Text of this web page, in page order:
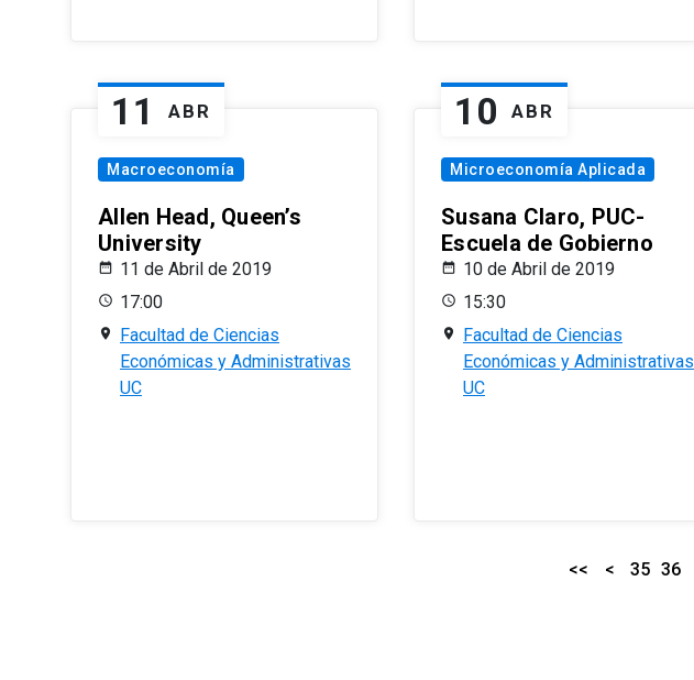
11 ABR
Macroeconomía
Allen Head, Queen’s
University
11 de Abril de 2019
17:00
Facultad de Ciencias
Económicas y Administrativas
UC
10 ABR
Microeconomía Aplicada
Susana Claro, PUC-
Escuela de Gobierno
10 de Abril de 2019
15:30
Facultad de Ciencias
Económicas y Administrativas
UC
<< < 35 36